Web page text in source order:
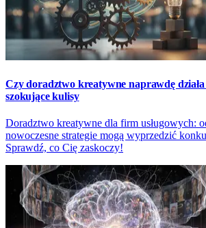
Czy doradztwo kreatywne naprawdę działa
szokujące kulisy
Doradztwo kreatywne dla firm usługowych:
nowoczesne strategie mogą wyprzedzić
Sprawdź, co Cię zaskoczy!